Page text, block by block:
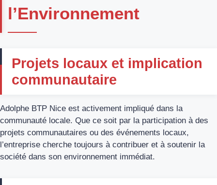
l’Environnement
Projets locaux et implication
communautaire
Adolphe BTP Nice est activement impliqué dans la
communauté locale. Que ce soit par la participation à des
projets communautaires ou des événements locaux,
l’entreprise cherche toujours à contribuer et à soutenir la
société dans son environnement immédiat.